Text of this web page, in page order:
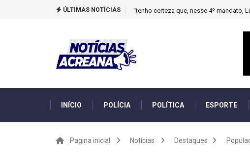
ÚLTIMAS NOTÍCIAS “tenho certeza que, nesse 4º mandato,
INÍCIO POLÍCIA POLÍTICA ESPORTE
Pagina inicial Notícias Destaques